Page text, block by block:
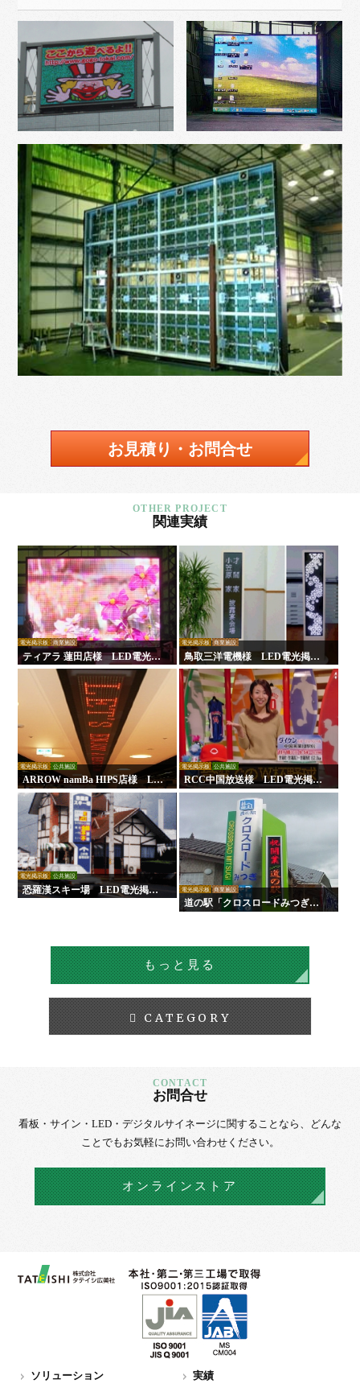
お見積り・お問合せ
関連実績
電光掲示板 商業施設
ティアラ 蓮田店様 LED電光掲
示板
電光掲示板 商業施設
鳥取三洋電機様 LED電光掲示
板
電光掲示板 公共施設
ARROW namBa HIPS店様 LE
D電光掲示板
電光掲示板 公共施設
RCC中国放送様 LED電光掲示
板
電光掲示板 公共施設
恐羅漢スキー場 LED電光掲示
板
電光掲示板 商業施設
道の駅「クロスロードみつぎ」L
ED電光掲示板
もっと見る
CATEGORY
お問合せ
看板・サイン・LED・デジタルサイネージに関することなら、
どんな
ことでもお気軽にお問い合わせください。
オンラインストア
ソリューション 実績